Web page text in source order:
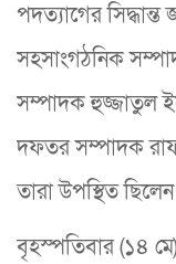
পদত্যাগের সিদ্ধান্ত
সহসাংগঠনিক
সম্পাদক হুজ্জাতুল
দফতর সম্পাদক
তারা উপস্থিত
বৃহস্পতিবার (১৪